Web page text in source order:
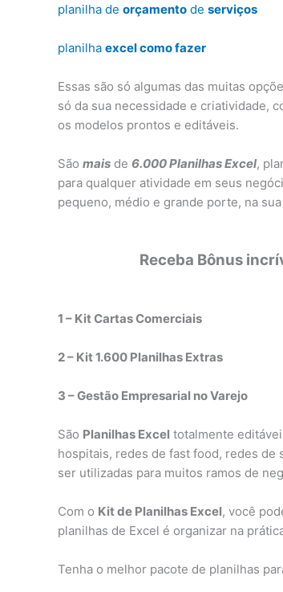
planilha de orçamento de serviços
planilha excel como fazer
Essas são só algumas das muitas
só da sua necessidade e criatividade,
os modelos prontos e editáveis.
São mais de 6.000 Planilhas Excel,
para qualquer atividade em seus
pequeno, médio e grande porte, na
Receba Bônus
1 – Kit Cartas Comerciais
2 – Kit 1.600 Planilhas Extras
3 – Gestão Empresarial no Varejo
São Planilhas Excel totalmente
hospitais, redes de fast food, redes de
ser utilizadas para muitos ramos de
Com o Kit de Planilhas Excel, você
planilhas de Excel é organizar na
Tenha o melhor pacote de planilhas